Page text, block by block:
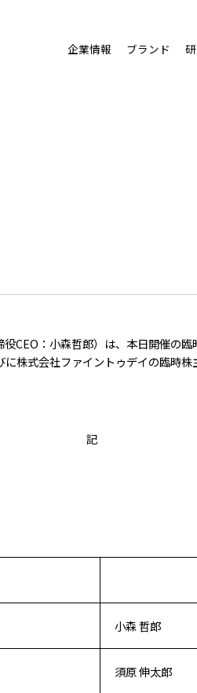
企業情報 ブランド
CEO：小森哲郎）は、本日開催の
株式会社ファイントゥデイの臨時
記
小森 哲郎
須原 伸太郎